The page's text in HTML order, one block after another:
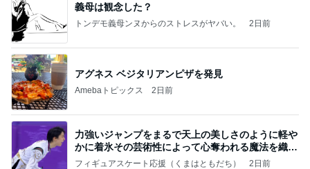
義母は観念した？
トンデモ義母ンヌからのストレスがヤバい。 2日前
アグネス ベジタリアンピザを発見
Amebaトピックス 2日前
力強いジャンプをまるで天上の美しさのように軽や
かに着氷その芸術性によって心奪われる魔法を織り
なす
フィギュアスケート応援（くまはともだち） 2日前